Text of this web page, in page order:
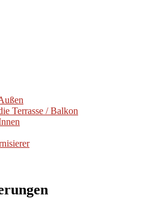
Terrasse / Balkon